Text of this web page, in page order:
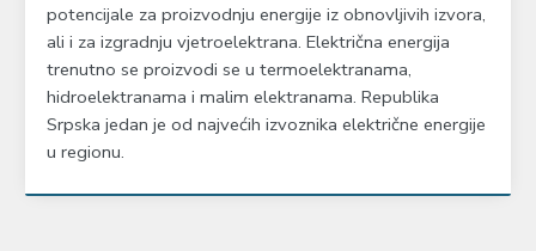
potencijale za proizvodnju energije iz obnovljivih izvora,
ali i za izgradnju vjetroelektrana. Električna energija
trenutno se proizvodi se u termoelektranama,
hidroelektranama i malim elektranama. Republika
Srpska jedan je od najvećih izvoznika električne energije
u regionu.